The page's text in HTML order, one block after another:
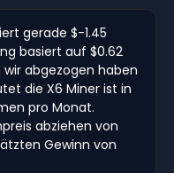
gerade $-1.45
basiert auf $0.62
abgezogen haben
die X6 Miner ist in
pro Monat.
abziehen von
Gewinn von